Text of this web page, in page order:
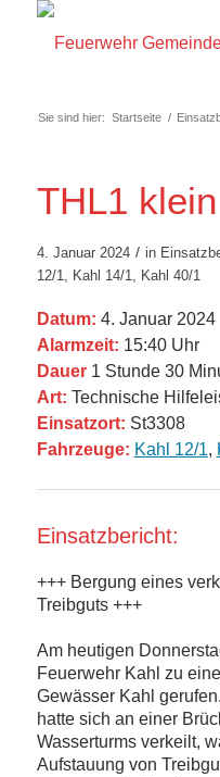
Sie sind hier: Startseite /
THL1
4. Januar 2024 / in
12/1, Kahl 14/1, Kahl 40/1
Datum: 4. Januar 2024
Alarmzeit: 15:40 Uhr
Dauer1 Stunde 30
Art: Technische
Einsatzort: St3308
Fahrzeuge: Kahl 12/1,
Einsatzbericht:
+++ Bergung eines
Treibguts +++
Am heutigen
Feuerwehr Kahl zu
Gewässer Kahl
hatte sich an einer
Wasserturms verkeilt,
Aufstauung von